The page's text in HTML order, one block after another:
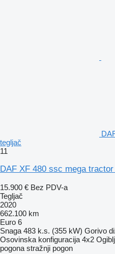
tegljač
11
DAF XF 480 ssc mega
15.900 € Bez PDV-a
Tegljač
2020
662.100 km
Euro 6
Snaga 483 k.s. (355 kW) Gorivo
Osovinska konfiguracija 4x2
pogona stražnji pogon